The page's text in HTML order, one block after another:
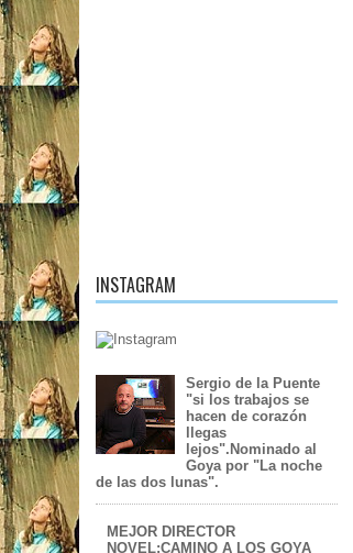
INSTAGRAM
Sergio de la Puente
"si los trabajos se
hacen de corazón
llegas
lejos".Nominado al
Goya por "La noche
de las dos lunas".
MEJOR DIRECTOR
NOVEL:CAMINO A LOS GOYA